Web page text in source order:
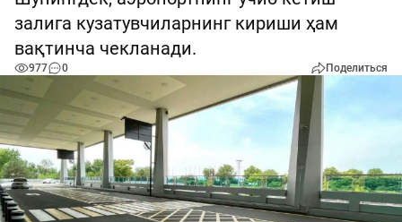
залига кузатувчиларнинг кириши ҳам
вақтинча чекланади.
977 0 Поделиться